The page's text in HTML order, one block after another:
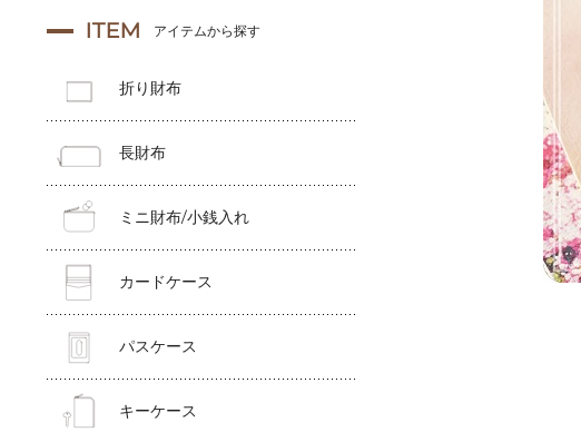
ITEM アイテムから探す
折り財布
長財布
ミニ財布/小銭入れ
カードケース
パスケース
キーケース